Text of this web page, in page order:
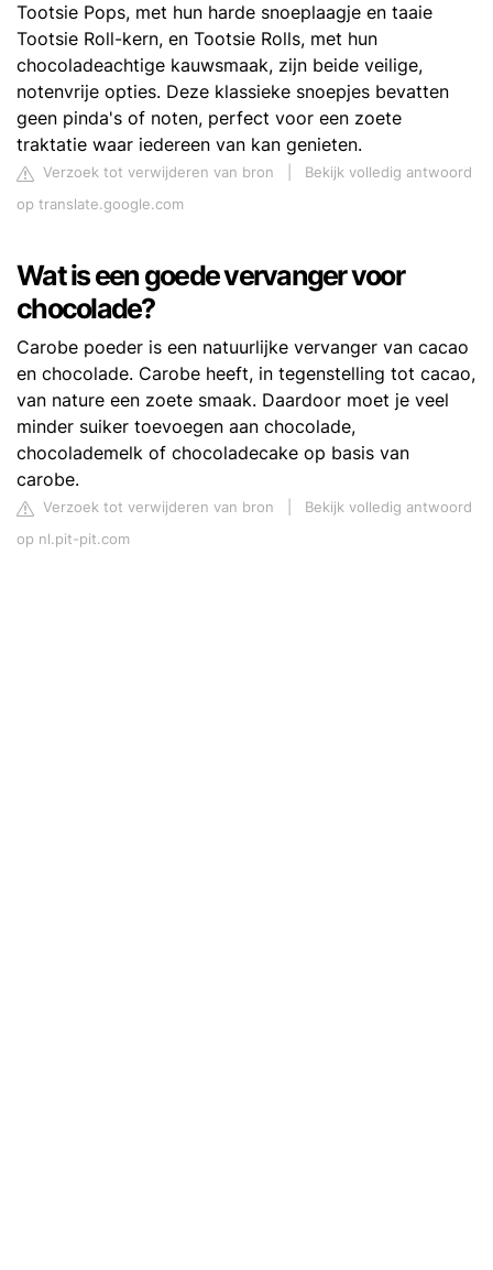
Tootsie Pops, met hun harde snoeplaagje en taaie
Tootsie Roll-kern, en Tootsie Rolls, met hun
chocoladeachtige kauwsmaak, zijn beide veilige,
notenvrije opties. Deze klassieke snoepjes bevatten
geen pinda's of noten, perfect voor een zoete
traktatie waar iedereen van kan genieten.
Verzoek tot verwijderen van bron
Bekijk volledig antwoord
op translate.google.com
Wat is een goede vervanger voor
chocolade?
Carobe poeder is een natuurlijke vervanger van cacao
en chocolade. Carobe heeft, in tegenstelling tot cacao,
van nature een zoete smaak. Daardoor moet je veel
minder suiker toevoegen aan chocolade,
chocolademelk of chocoladecake op basis van
carobe.
Verzoek tot verwijderen van bron
Bekijk volledig antwoord
op nl.pit-pit.com